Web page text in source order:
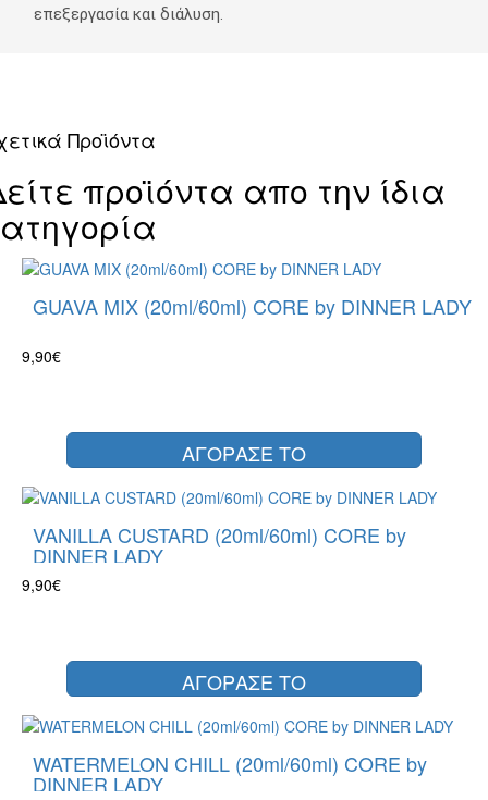
επεξεργασία και διάλυση.
Προϊόντα
προϊόντα απο την ίδια
GUAVA MIX (20ml/60ml) CORE by DINNER LADY
9,90€
ΑΓΟΡΑΣΕ ΤΟ
VANILLA CUSTARD (20ml/60ml) CORE by
DINNER LADY
9,90€
ΑΓΟΡΑΣΕ ΤΟ
WATERMELON CHILL (20ml/60ml) CORE by
DINNER LADY